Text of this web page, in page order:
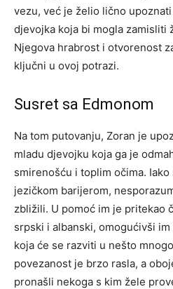
vezu, već je želio lično
djevojka koja bi mogla zamisliti
Njegova hrabrost i otvorenost
ključni u ovoj potrazi.
Susret sa Edmonom
Na tom putovanju, Zoran je
mladu djevojku koja ga je
smirenošću i toplim očima. Iako
jezičkom barijerom,
zbližili. U pomoć im je pritekao
srpski i albanski, omogućivši
koja će se razviti u nešto
povezanost je brzo rasla, a
pronašli nekoga s kim žele